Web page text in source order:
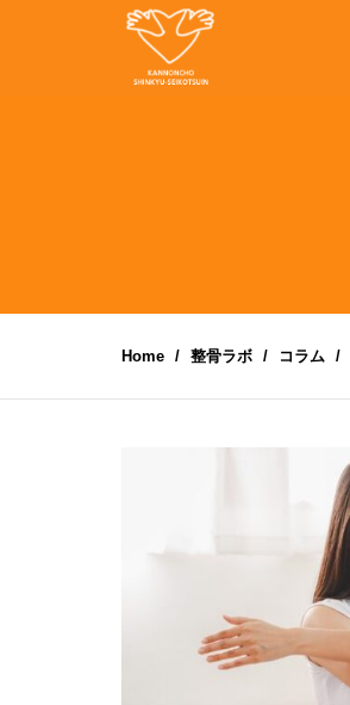
Home 整骨ラボ コラム